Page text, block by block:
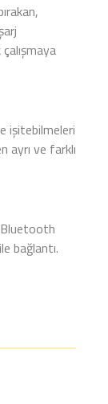
işitebilmeleri
ayrı ve farklı
Bluetooth
bağlantı.